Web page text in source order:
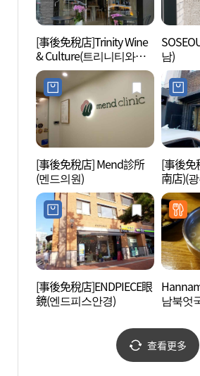
[事後免稅店]Trinity Wine
& Culture(트리니티와인
앤컬처)
남)
[事後免稅店] Mend診所
(멘드의원)
[事後免
南店)(
[事後免稅店]ENDPIECE眼
鏡(엔드피스안경)
남북엇
查看更多